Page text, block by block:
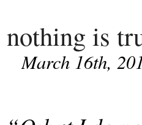
nothing is
March 16th,